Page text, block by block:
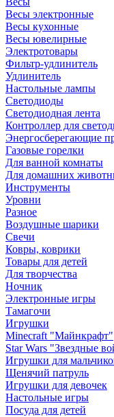
Весы электронные
Весы кухонные
Весы ювелирные
Электротовары
Фильтр-удлинитель
Удлинитель
Настольные лампы
Светодиоды
Светодиодная лента
Контроллер для
Энергосберегающие
Газовые горелки
Для ванной комнаты
Для домашних
Инструменты
Уровни
Разное
Воздушные шарики
Свечи
Ковры, коврики
Товары для детей
Для творчества
Ночник
Электронные игры
Тамагочи
Игрушки
Minecraft "Майнкрафт"
Star Wars "Звездные
Игрушки для
Щенячий патруль
Игрушки для девочек
Настольные игры
Посуда для детей